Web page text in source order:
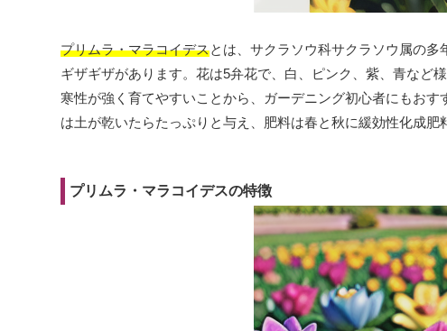
プリムラ・マラコイデスとは、サクラソウ科サクラソウ属の
ギザギザがあります。花は5弁花で、白、ピンク、紫、青など
寒性が強く育てやすいことから、ガーデニング初心者にもお
は土が乾いたらたっぷりと与え、肥料は春と秋に緩効性化成肥
プリムラ・マラコイデスの特徴